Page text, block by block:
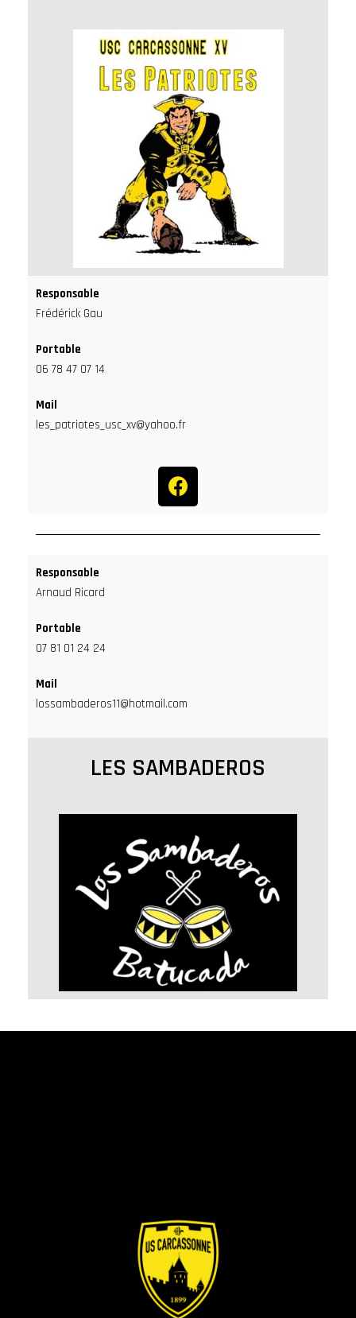
Responsable
Frédérick Gau
Portable
06 78 47 07 14
Mail
les_patriotes_usc_xv@yahoo.fr
Responsable
Arnaud Ricard
Portable
07 81 01 24 24
Mail
lossambaderos11@hotmail.com
LES SAMBADEROS